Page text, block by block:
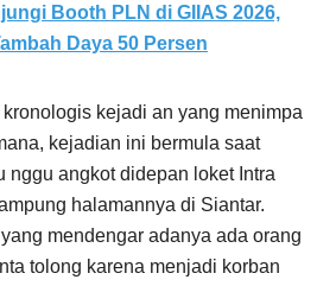
Booth PLN di GIIAS 2026,
Daya 50 Persen
kronologis kejadi an yang menimpa
kejadian ini bermula saat
nggu angkot didepan loket Intra
halamannya di Siantar.
mendengar adanya ada orang
tolong karena menjadi korban